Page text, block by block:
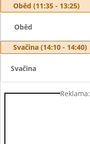
Oběd (11:35 - 13:25)
Oběd
Svačina (14:10 - 14:40)
Svačina
Reklama: